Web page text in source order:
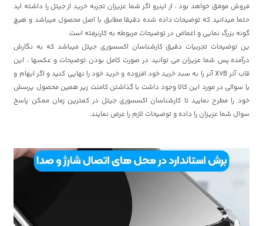
فروش موفق خواهد بود ، از اینرو اگر شما عزیزان تجربه خرید از جیتل را داشته اید
حتما میدانید که توضیحات داده شده دقیقا مطابق با اصل محصول میباشد و هیچ
گونه بزرگ نمایی و اغماض در توضیحات مربوطه به کارنرفته است.
ین توضیحات تجربیات دقیق کارشناسان اکسسوری جیتل میباشد که به نگارش
درآمده.پس شما عزیزان می توانید در صورت کامل بودن توضیحات و عکسها ، این
قاب آنر X7B آنر را به سبد خرید خود افزوده و خرید خود را نهایی کنید و اگر ابهام و
یا سوالی در مورد این کالا وجود داشت با گذاشتن کامنت زیر همین محصول پرسش
خود را مطرح نمایید تا کارشناسان اکسسوریجیتل در کمترین زمان ممکن پاسخ
سوال شما عزیزان را داده و توضیحات لازم را عرض نمایند.